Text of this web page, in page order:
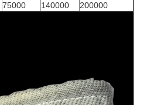
75000 140000 200000